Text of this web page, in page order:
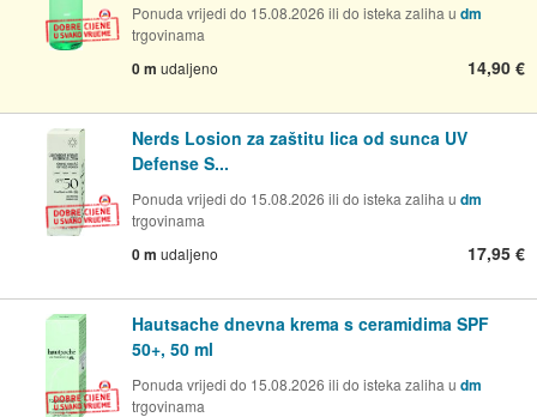
Ponuda vrijedi do 15.08.2026 ili do isteka zaliha u dm
trgovinama
0 m udaljeno 14,90 €
Nerds Losion za zaštitu lica od sunca UV
Defense S...
Ponuda vrijedi do 15.08.2026 ili do isteka zaliha u dm
trgovinama
0 m udaljeno 17,95 €
Hautsache dnevna krema s ceramidima SPF
50+, 50 ml
Ponuda vrijedi do 15.08.2026 ili do isteka zaliha u dm
trgovinama